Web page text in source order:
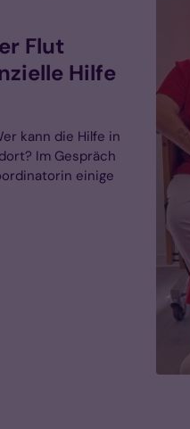
Flut
Hilfe
kann die Hilfe in
Im Gespräch
einige